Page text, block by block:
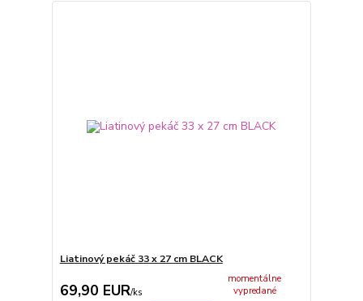
Liatinový pekáč 33 x 27 cm BLACK
69,90 EUR/ks
momentálne
vypredané